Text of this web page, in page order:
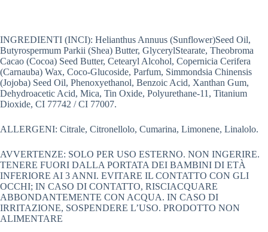
INGREDIENTI (INCI): Helianthus Annuus (Sunflower)Seed Oil,
Butyrospermum Parkii (Shea) Butter, GlycerylStearate, Theobroma
Cacao (Cocoa) Seed Butter, Cetearyl Alcohol, Copernicia Cerifera
(Carnauba) Wax, Coco-Glucoside, Parfum, Simmondsia Chinensis
(Jojoba) Seed Oil, Phenoxyethanol, Benzoic Acid, Xanthan Gum,
Dehydroacetic Acid, Mica, Tin Oxide, Polyurethane-11, Titanium
Dioxide, CI 77742 / CI 77007.
ALLERGENI: Citrale, Citronellolo, Cumarina, Limonene, Linalolo.
AVVERTENZE: SOLO PER USO ESTERNO. NON INGERIRE.
TENERE FUORI DALLA PORTATA DEI BAMBINI DI ETÀ
INFERIORE AI 3 ANNI. EVITARE IL CONTATTO CON GLI
OCCHI; IN CASO DI CONTATTO, RISCIACQUARE
ABBONDANTEMENTE CON ACQUA. IN CASO DI
IRRITAZIONE, SOSPENDERE L’USO. PRODOTTO NON
ALIMENTARE